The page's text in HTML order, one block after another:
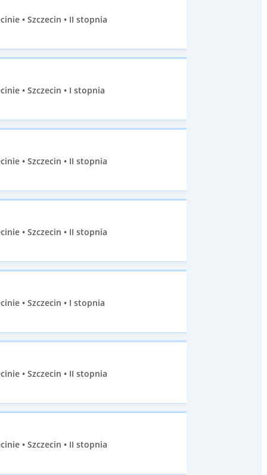
• Szczecin • II stopnia
• Szczecin • I stopnia
• Szczecin • II stopnia
• Szczecin • II stopnia
• Szczecin • I stopnia
• Szczecin • II stopnia
• Szczecin • II stopnia